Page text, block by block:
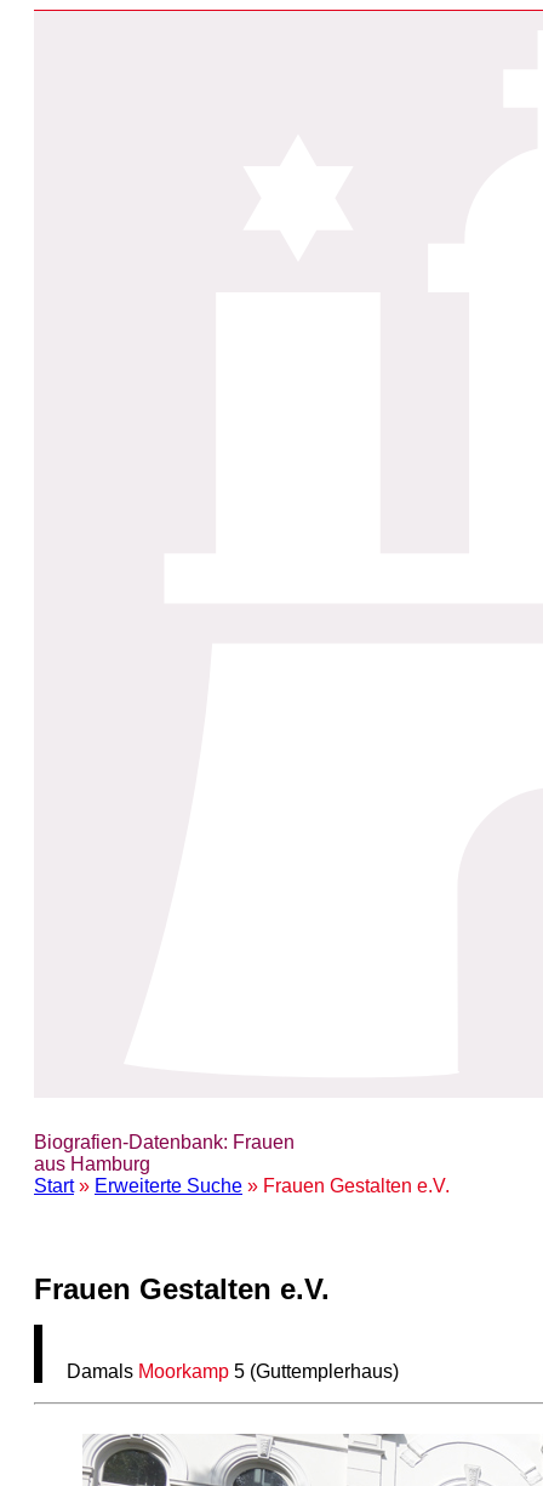
Biografien-Datenbank: Frauen
aus Hamburg
Start» Erweiterte Suche » Frauen Gestalten e.V.
Frauen Gestalten e.V.
Damals Moorkamp 5 (Guttemplerhaus)